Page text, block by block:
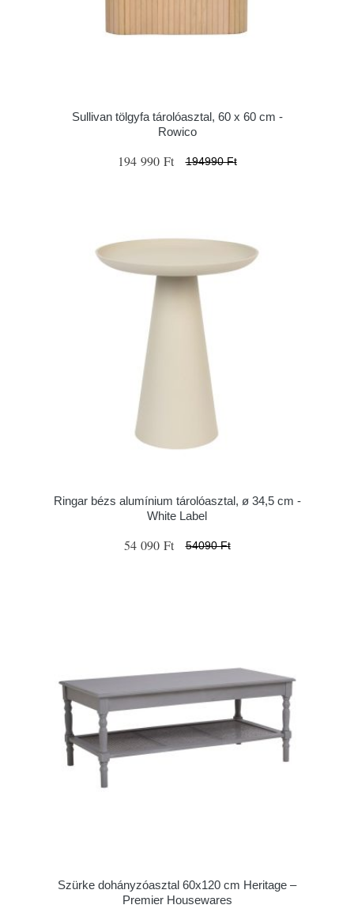
Sullivan tölgyfa tárolóasztal, 60 x 60 cm -
Rowico
194 990 Ft 194990 Ft
Ringar bézs alumínium tárolóasztal, ø 34,5 cm -
White Label
54 090 Ft 54090 Ft
Szürke dohányzóasztal 60x120 cm Heritage –
Premier Housewares